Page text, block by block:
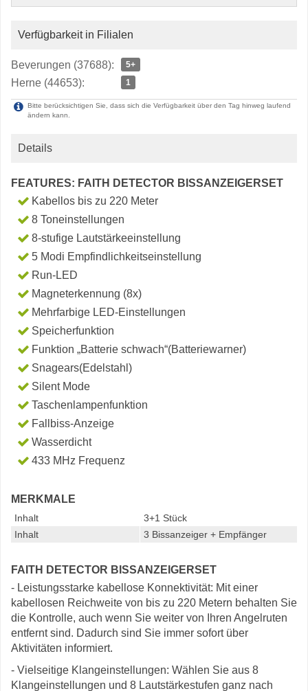
Verfügbarkeit in Filialen
Beverungen (37688): 5+
Herne (44653): 1
Bitte berücksichtigen Sie, dass sich die Verfügbarkeit über den Tag hinweg laufend
ändern kann.
Details
FEATURES: FAITH DETECTOR BISSANZEIGERSET
Kabellos bis zu 220 Meter
8 Toneinstellungen
8-stufige Lautstärkeeinstellung
5 Modi Empfindlichkeitseinstellung
Run-LED
Magneterkennung (8x)
Mehrfarbige LED-Einstellungen
Speicherfunktion
Funktion „Batterie schwach“(Batteriewarner)
Snagears(Edelstahl)
Silent Mode
Taschenlampenfunktion
Fallbiss-Anzeige
Wasserdicht
433 MHz Frequenz
MERKMALE
Inhalt
3+1 Stück
Inhalt
3 Bissanzeiger + Empfänger
FAITH DETECTOR BISSANZEIGERSET
- Leistungsstarke kabellose Konnektivität: Mit einer
kabellosen Reichweite von bis zu 220 Metern behalten Sie
die Kontrolle, auch wenn Sie weiter von Ihren Angelruten
entfernt sind. Dadurch sind Sie immer sofort über
Aktivitäten informiert.
- Vielseitige Klangeinstellungen: Wählen Sie aus 8
Klangeinstellungen und 8 Lautstärkestufen ganz nach